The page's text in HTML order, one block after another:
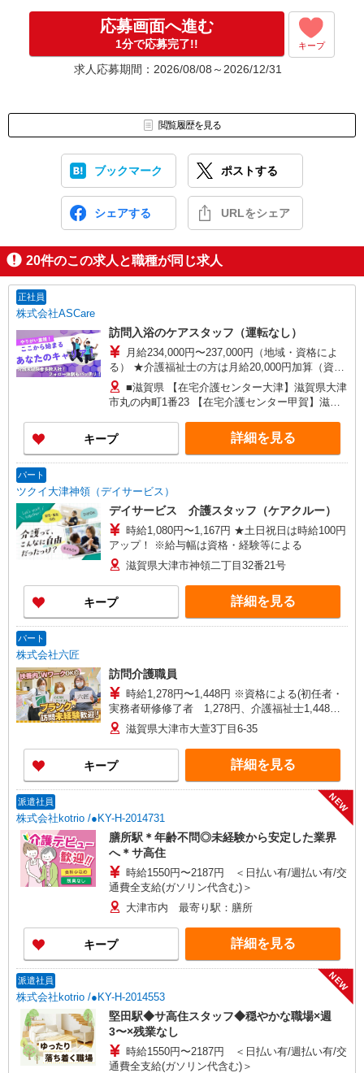
応募画面へ進む
1分で応募完了!! キープ
求人応募期間：2026/08/08～2026/12/31
閲覧履歴を見る
ブックマーク ポストする
シェアする URLをシェア
20件のこの求人と職種が同じ求人
正社員
株式会社ASCare
訪問入浴のケアスタッフ（運転なし）
月給234,000円〜237,000円（地域・資格によ
る） ★介護福祉士の方は月給20,000円加算（資格
手当） 別途交通費支給（30,000円上限／月） 別途
残業手当（月平均残業時間15時間）残業代全額支
給
■滋賀県 【在宅介護センター大津】滋賀県大津
市丸の内町1番23 【在宅介護センター甲賀】滋賀
用住宅1階 【在宅介護センター彦根】滋賀県彦根
市高宮町1362-2 センチュリーマンション110号室
【在宅介護センター長浜】滋賀県長浜市八幡東町
宅介護センター亀岡】京都府亀岡市千代川町今津
一丁目11番地10 レジェンド千代川1階A号室
【在宅介護センター福知山】京都府福知山市駅南
町三丁目101 アルファーユービル1階A号室
キープ 詳細を見る
パート
ツクイ大津神領（デイサービス）
デイサービス 介護スタッフ（ケアクルー）
時給1,080円〜1,167円 ★土日祝日は時給100円
アップ！ ※給与幅は資格・経験等による
滋賀県大津市神領二丁目32番21号
キープ 詳細を見る
パート
株式会社六匠
訪問介護職員
時給1,278円〜1,448円 ※資格による(初任者・
実務者研修修了者 1,278円、介護福祉士1,448円)
※一律職務・処遇改善加算手当含む ※試用期間3
ヵ月（同条件）
滋賀県大津市大萱3丁目6-35
キープ 詳細を見る
派遣社員
株式会社kotrio /●KY-H-2014731
NEW
膳所駅＊年齢不問◎未経験から安定した業界
へ＊サ高住
時給1550円〜2187円 ＜日払い有/週払い有/交
通費全支給(ガソリン代含む)＞
大津市内 最寄り駅：膳所
キープ 詳細を見る
派遣社員
株式会社kotrio /●KY-H-2014553
NEW
堅田駅◆サ高住スタッフ◆穏やかな職場×週
3〜×残業なし
時給1550円〜2187円 ＜日払い有/週払い有/交
通費全支給(ガソリン代含む)＞